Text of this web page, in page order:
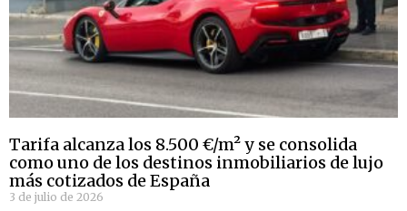
Tarifa alcanza los 8.500 €/m² y se consolida
como uno de los destinos inmobiliarios de lujo
más cotizados de España
3 de julio de 2026